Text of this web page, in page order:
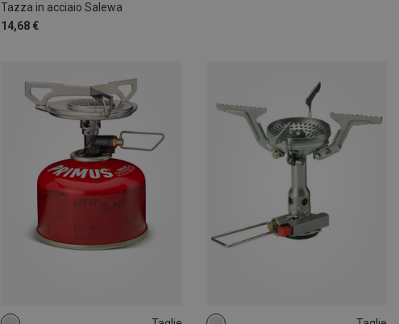
Tazza in acciaio Salewa
14,68 €